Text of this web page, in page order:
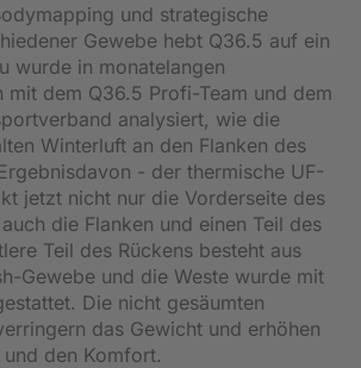
und strategische
Gewebe hebt Q36.5 auf ein
wurde in monatelangen
mit dem Q36.5 Profi-Team und dem
analysiert, wie die
Winterluft an den Flanken des
- der thermische UF-
jetzt nicht nur die Vorderseite des
die Flanken und einen Teil des
Teil des Rückens besteht aus
Gewebe und die Weste wurde mit
Die nicht gesäumten
das Gewicht und erhöhen
den Komfort.